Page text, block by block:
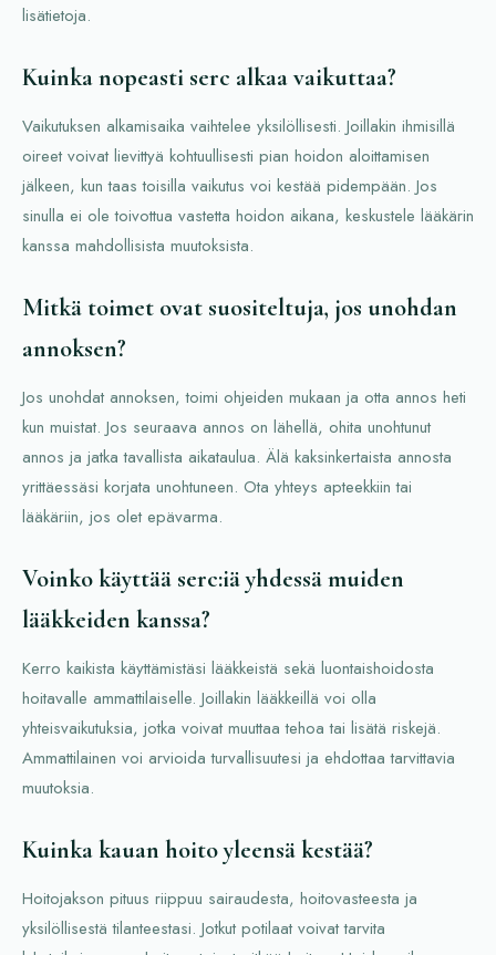
lisätietoja.
Kuinka nopeasti serc alkaa vaikuttaa?
Vaikutuksen alkamisaika vaihtelee yksilöllisesti. Joillakin ihmisillä
oireet voivat lievittyä kohtuullisesti pian hoidon aloittamisen
jälkeen, kun taas toisilla vaikutus voi kestää pidempään. Jos
sinulla ei ole toivottua vastetta hoidon aikana, keskustele lääkärin
kanssa mahdollisista muutoksista.
Mitkä toimet ovat suositeltuja, jos unohdan
annoksen?
Jos unohdat annoksen, toimi ohjeiden mukaan ja otta annos heti
kun muistat. Jos seuraava annos on lähellä, ohita unohtunut
annos ja jatka tavallista aikataulua. Älä kaksinkertaista annosta
yrittäessäsi korjata unohtuneen. Ota yhteys apteekkiin tai
lääkäriin, jos olet epävarma.
Voinko käyttää serc:iä yhdessä muiden
lääkkeiden kanssa?
Kerro kaikista käyttämistäsi lääkkeistä sekä luontaishoidosta
hoitavalle ammattilaiselle. Joillakin lääkkeillä voi olla
yhteisvaikutuksia, jotka voivat muuttaa tehoa tai lisätä riskejä.
Ammattilainen voi arvioida turvallisuutesi ja ehdottaa tarvittavia
muutoksia.
Kuinka kauan hoito yleensä kestää?
Hoitojakson pituus riippuu sairaudesta, hoitovasteesta ja
yksilöllisestä tilanteestasi. Jotkut potilaat voivat tarvita